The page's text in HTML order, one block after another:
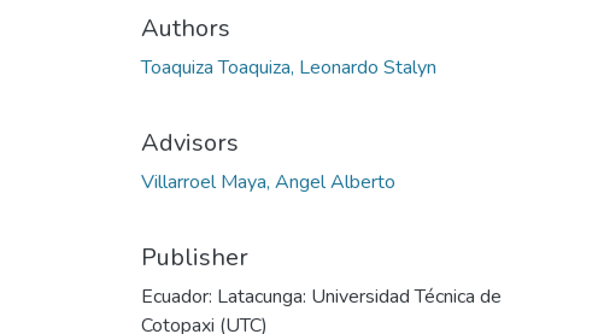
Authors
Toaquiza Toaquiza, Leonardo Stalyn
Advisors
Villarroel Maya, Angel Alberto
Publisher
Ecuador: Latacunga: Universidad Técnica de
Cotopaxi (UTC)